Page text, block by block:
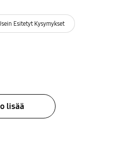
Esitetyt Kysymykset
lisää